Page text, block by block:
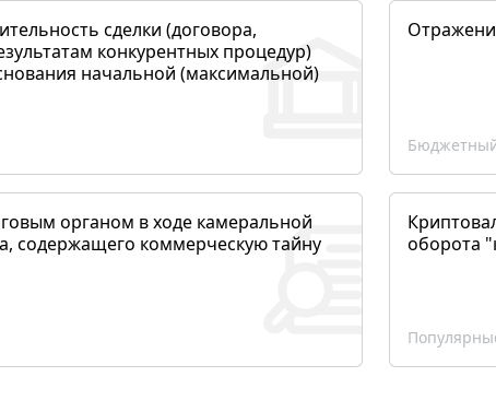
сделки (договора,
конкурентных процедур)
начальной (максимальной)
органом в ходе камеральной
содержащего коммерческую тайну
оборота